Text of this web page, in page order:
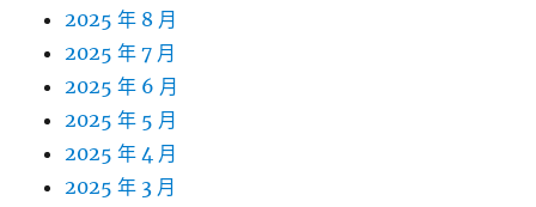
2025 年 8 月
2025 年 7 月
2025 年 6 月
2025 年 5 月
2025 年 4 月
2025 年 3 月